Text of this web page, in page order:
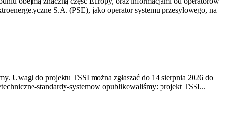
S.A. (PSE), jako operator systemu przesyłowego, na
Uwagi do projektu TSSI można zgłaszać do 14 sierpnia 2026 do
standardy-systemow opublikowaliśmy: projekt TSSI...